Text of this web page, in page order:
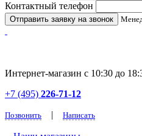
Контактный телефон
Интернет-магазин с 10:30 до
+7 (495) 226-71-12
Позвонить | Написать